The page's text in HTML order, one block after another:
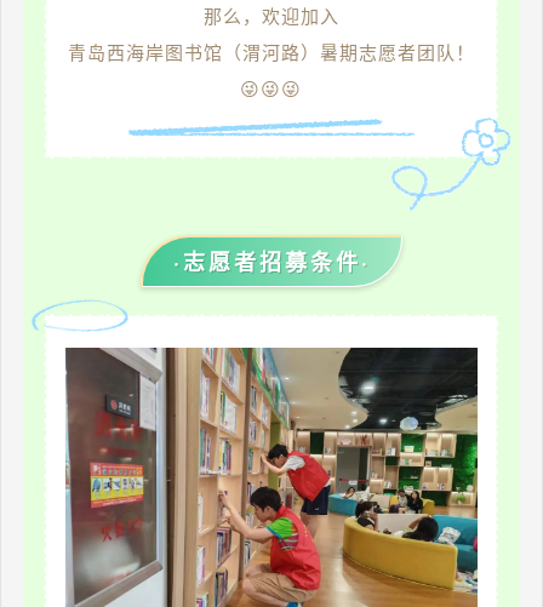
那么，欢迎加入
青岛西海岸图书馆（渭河路）暑期志愿者团队！
😜😜😜
·志愿者招募条件·